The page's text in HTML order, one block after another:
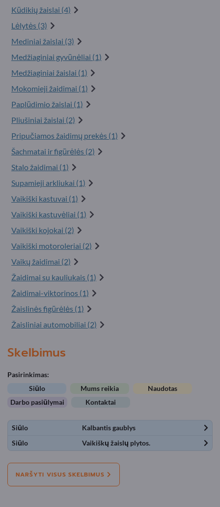
Kūdikių žaislai (4)
Lėlytės (3)
Mediniai žaislai (3)
Medžiaginiai gyvūnėliai (1)
Medžiaginiai žaislai (1)
Mokomieji žaidimai (1)
Paplūdimio žaislai (1)
Pliušiniai žaislai (2)
Pripučiamos žaidimų prekės (1)
Šachmatai ir figūrėlės (2)
Stalo žaidimai (1)
Supamieji arkliukai (1)
Vaikiški kastuvai (1)
Vaikiški kastuvėliai (1)
Vaikiški kojokai (2)
Vaikiški motoroleriai (2)
Vaikų žaidimai (2)
Žaidimai su kauliukais (1)
Žaidimai-viktorinos (1)
Žaislinės figūrėlės (1)
Žaisliniai automobiliai (2)
Skelbimus
Pasirinkimas:
Siūlo
Mums reikia
Naudotas
Darbo pasiūlymai
Kontaktai
Siūlo
Kalbantis gaublys
Siūlo
Vaikiškų žaislų plytos.
NARŠYTI VISUS SKELBIMUS